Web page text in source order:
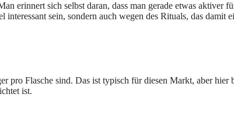
erinnert sich selbst daran, dass man gerade etwas aktiver
sein, sondern auch wegen des Rituals, das damit
Flasche sind. Das ist typisch für diesen Markt, aber hier
ist.